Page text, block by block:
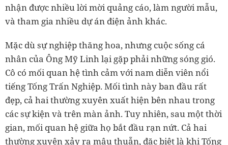
nhận được nhiều lời mời quảng cáo, làm người mẫu,
và tham gia nhiều dự án điện ảnh khác.
Mặc dù sự nghiệp thăng hoa, nhưng cuộc sống cá
nhân của Ông Mỹ Linh lại gặp phải những sóng gió.
Cô có mối quan hệ tình cảm với nam diễn viên nổi
tiếng Tống Trấn Nghiệp. Mối tình này ban đầu rất
đẹp, cả hai thường xuyên xuất hiện bên nhau trong
các sự kiện và trên màn ảnh. Tuy nhiên, sau một thời
gian, mối quan hệ giữa họ bắt đầu rạn nứt. Cả hai
thường xuyên xảy ra mâu thuẫn, đặc biệt là khi Tống